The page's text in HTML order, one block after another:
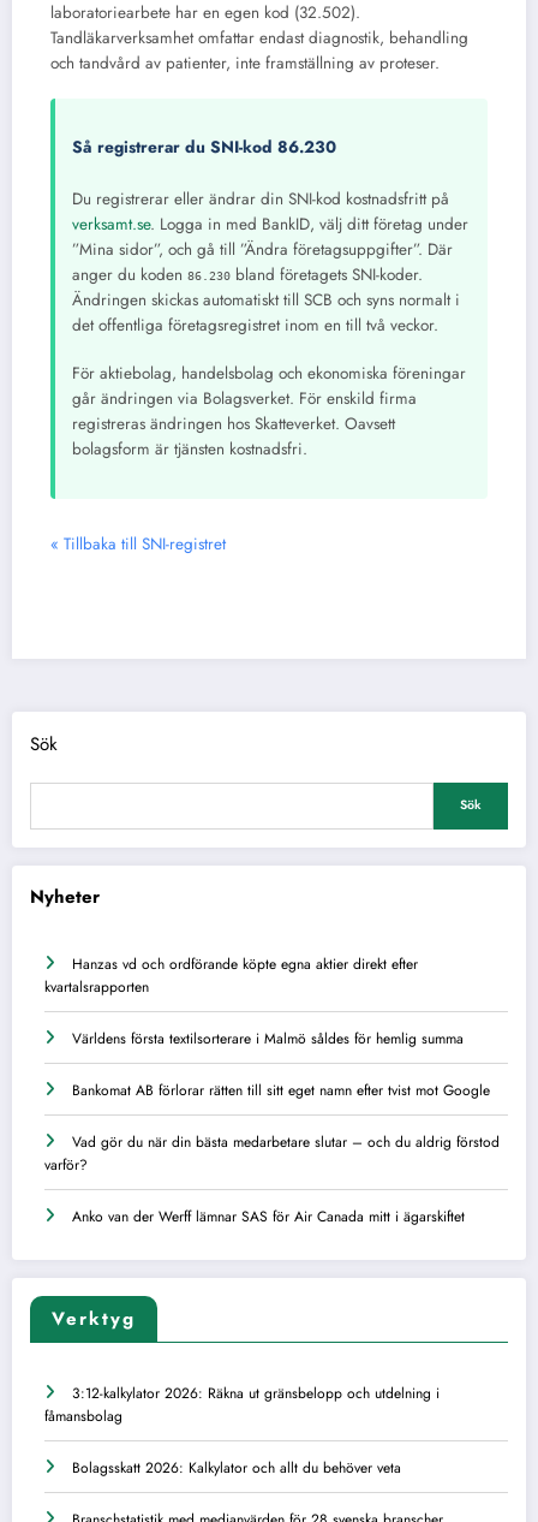
laboratoriearbete har en egen kod (32.502).
Tandläkarverksamhet omfattar endast diagnostik, behandling
och tandvård av patienter, inte framställning av proteser.
Så registrerar du SNI-kod 86.230
Du registrerar eller ändrar din SNI-kod kostnadsfritt på
verksamt.se. Logga in med BankID, välj ditt företag under
”Mina sidor”, och gå till ”Ändra företagsuppgifter”. Där
anger du koden86.230 bland företagets SNI-koder.
Ändringen skickas automatiskt till SCB och syns normalt i
det offentliga företagsregistret inom en till två veckor.
För aktiebolag, handelsbolag och ekonomiska föreningar
går ändringen via Bolagsverket. För enskild firma
registreras ändringen hos Skatteverket. Oavsett
bolagsform är tjänsten kostnadsfri.
« Tillbaka till SNI-registret
Sök
Sök
Nyheter
Hanzas vd och ordförande köpte egna aktier direkt efter
kvartalsrapporten
Världens första textilsorterare i Malmö såldes för hemlig summa
Bankomat AB förlorar rätten till sitt eget namn efter tvist mot Google
Vad gör du när din bästa medarbetare slutar – och du aldrig förstod
varför?
Anko van der Werff lämnar SAS för Air Canada mitt i ägarskiftet
Verktyg
3:12-kalkylator 2026: Räkna ut gränsbelopp och utdelning i
fåmansbolag
Bolagsskatt 2026: Kalkylator och allt du behöver veta